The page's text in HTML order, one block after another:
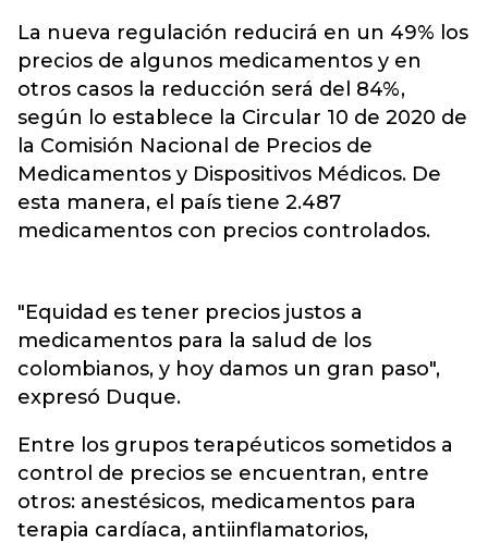
La nueva regulación reducirá en un 49% los
precios de algunos medicamentos y en
otros casos la reducción será del 84%,
según lo establece la Circular 10 de 2020 de
la Comisión Nacional de Precios de
Medicamentos y Dispositivos Médicos. De
esta manera, el país tiene 2.487
medicamentos con precios controlados.
"Equidad es tener precios justos a
medicamentos para la salud de los
colombianos, y hoy damos un gran paso",
expresó Duque.
Entre los grupos terapéuticos sometidos a
control de precios se encuentran, entre
otros: anestésicos, medicamentos para
terapia cardíaca, antiinflamatorios,